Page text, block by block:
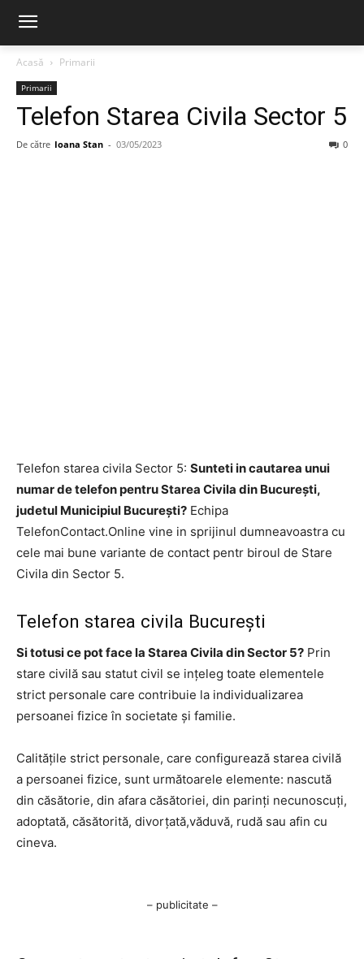
Acasă Primarii
Primarii
Telefon Starea Civila Sector 5
De către Ioana Stan - 03/05/2023 0
Telefon starea civila Sector 5: Sunteti in cautarea unui
numar de telefon pentru Starea Civila din București,
judetul Municipiul București? Echipa
TelefonContact.Online vine in sprijinul dumneavoastra cu
cele mai bune variante de contact pentr biroul de Stare
Civila din Sector 5.
Telefon starea civila București
Si totusi ce pot face la Starea Civila din Sector 5? Prin
stare civilă sau statut civil se ințeleg toate elementele
strict personale care contribuie la individualizarea
persoanei fizice în societate și familie.
Calitățile strict personale, care configurează starea civilă
a persoanei fizice, sunt următoarele elemente: nascută
din căsătorie, din afara căsătoriei, din parinți necunoscuți,
adoptată, căsătorită, divorțată,văduvă, rudă sau afin cu
cineva.
– publicitate –